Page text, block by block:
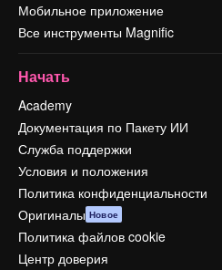
Мобильное приложение
Все инструменты Magnific
Начать
Academy
Документация по Пакету ИИ
Служба поддержки
Условия и положения
Политика конфиденциальности
Оригиналы Новое
Политика файлов cookie
Центр доверия